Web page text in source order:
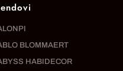
BLOMMAERT
HABIDECOR